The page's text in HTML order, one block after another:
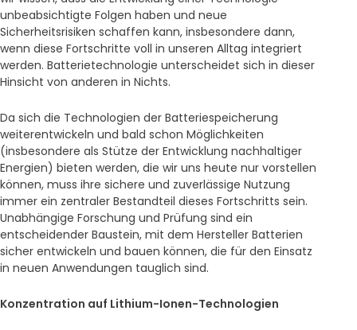
unbeabsichtigte Folgen haben und neue
Sicherheitsrisiken schaffen kann, insbesondere dann,
wenn diese Fortschritte voll in unseren Alltag integriert
werden. Batterietechnologie unterscheidet sich in dieser
Hinsicht von anderen in Nichts.
Da sich die Technologien der Batteriespeicherung
weiterentwickeln und bald schon Möglichkeiten
(insbesondere als Stütze der Entwicklung nachhaltiger
Energien) bieten werden, die wir uns heute nur vorstellen
können, muss ihre sichere und zuverlässige Nutzung
immer ein zentraler Bestandteil dieses Fortschritts sein.
Unabhängige Forschung und Prüfung sind ein
entscheidender Baustein, mit dem Hersteller Batterien
sicher entwickeln und bauen können, die für den Einsatz
in neuen Anwendungen tauglich sind.
Konzentration auf Lithium-Ionen-Technologien